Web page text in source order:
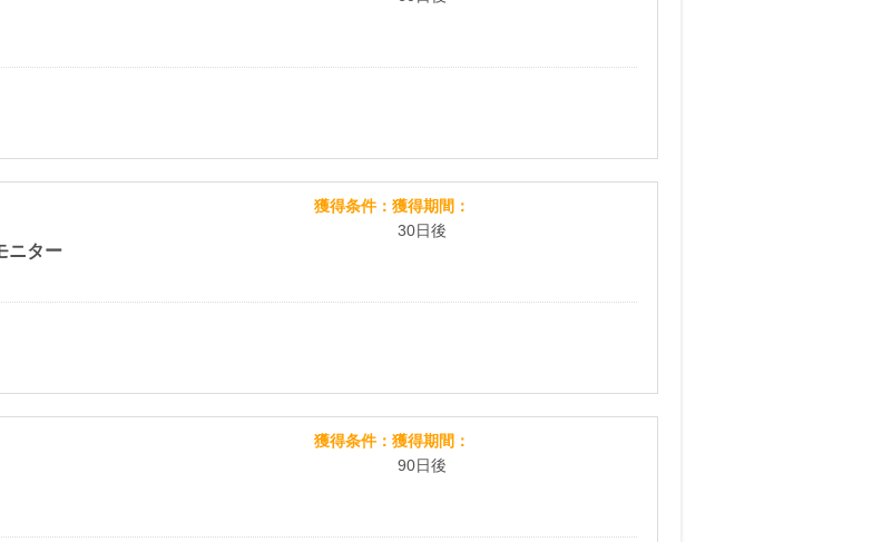
ニター
獲得条件
獲得期間
30日後
獲得条件
獲得期間
90日後